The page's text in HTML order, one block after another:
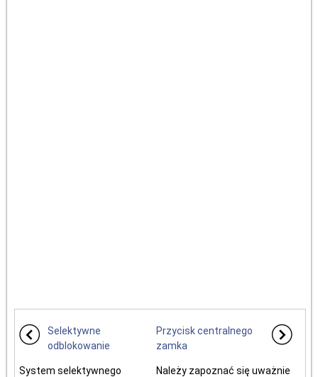
Selektywne
odblokowanie
System selektywnego
Przycisk centralnego
zamka
Należy zapoznać się uważnie